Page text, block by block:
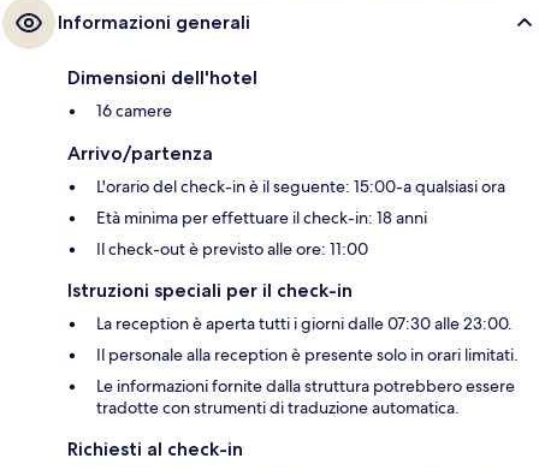
Informazioni generali
Dimensioni dell'hotel
16 camere
Arrivo/partenza
L'orario del check-in è il seguente: 15:00-a qualsiasi ora
Età minima per effettuare il check-in: 18 anni
Il check-out è previsto alle ore: 11:00
Istruzioni speciali per il check-in
La reception è aperta tutti i giorni dalle 07:30 alle 23:00.
Il personale alla reception è presente solo in orari limitati.
Le informazioni fornite dalla struttura potrebbero essere
tradotte con strumenti di traduzione automatica.
Richiesti al check-in